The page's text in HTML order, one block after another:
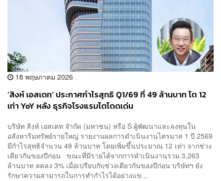
18 พฤษภาคม 2026
‘สิงห์ เอสเตท’ ประกาศกำไรสุทธิ Q1/69 ที่ 49 ล้านบาท โต 12
เท่า YoY หลัง ธุรกิจโรงแรมโตโดดเด่น
บริษัท สิงห์ เอสเตท จำกัด (มหาชน) หรือ S ผู้พัฒนาและลงทุนใน
อสังหาริมทรัพย์รายใหญ่ รายงานผลการดำเนินงานไตรมาส 1 ปี 2569
มีกำไรสุทธิจำนวน 49 ล้านบาท โดยเพิ่มขึ้นประมาณ 12 เท่า จากช่วง
เดียวกันของปีก่อน ขณะที่มีรายได้จากการดำเนินงานรวม 3,263
ล้านบาท ลดลง 3% เมื่อเปรียบกับช่วงเดียวกันของปีก่อน บริษัทฯ ยัง
รักษาความสามารถในการทำกำไรได้อย่างแข...